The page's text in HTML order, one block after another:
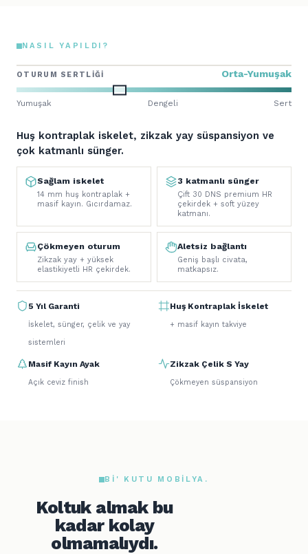
NASIL YAPILDI?
Huş kontraplak iskelet, zikzak yay süspansiyon ve
çok katmanlı sünger.
Sağlam iskelet
14 mm huş kontraplak +
masif kayın. Gıcırdamaz.
3 katmanlı sünger
Çift 30 DNS premium HR
çekirdek + soft yüzey
katmanı.
Çökmeyen oturum
Zikzak yay + yüksek
elastikiyetli HR çekirdek.
Aletsiz bağlantı
Geniş başlı civata,
matkapsız.
5 Yıl Garanti
İskelet, sünger, çelik ve yay
sistemleri
Huş Kontraplak İskelet
+ masif kayın takviye
Masif Kayın Ayak
Açık ceviz finish
Zikzak Çelik S Yay
Çökmeyen süspansiyon
OTURUM SERTLIĞI Orta-Yumuşak
Yumuşak Dengeli Sert
BI' KUTU MOBILYA.
Koltuk almak bu
kadar kolay
olmamalıydı.